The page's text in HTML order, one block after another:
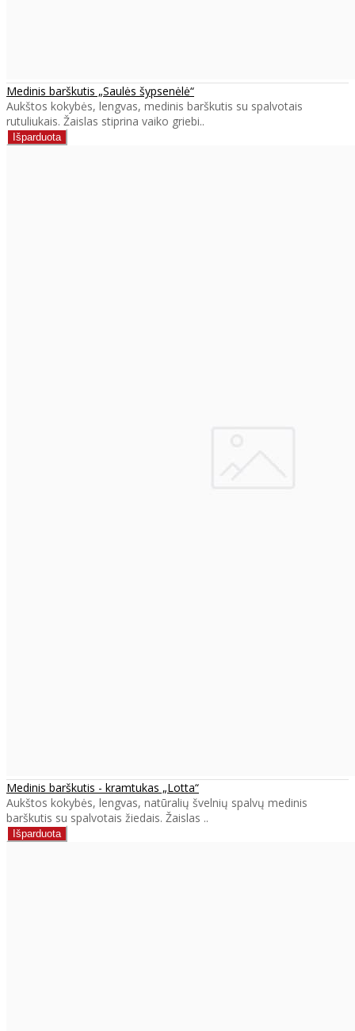
Medinis barškutis „Saulės šypsenėlė“
Aukštos kokybės, lengvas, medinis barškutis su spalvotais
rutuliukais. Žaislas stiprina vaiko griebi..
Medinis barškutis - kramtukas „Lotta“
Aukštos kokybės, lengvas, natūralių švelnių spalvų medinis
barškutis su spalvotais žiedais. Žaislas ..